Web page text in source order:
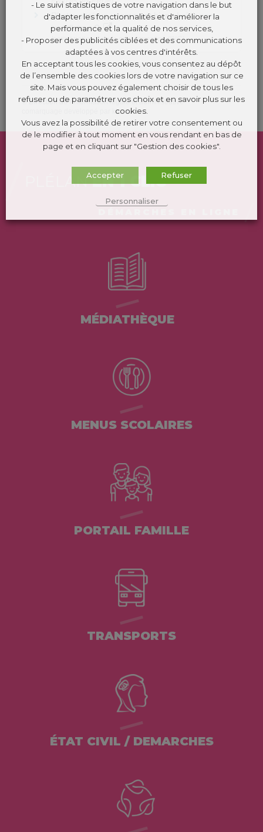
Photovoltaïque : comment bien choisir son
installateur ?
Institut national de la consommation (INC)
© Direction de l'information légale et administrative
kienso.fr
PLÉLANEN 1 CLIC
MÉDIATHÈQUE
MENUS SCOLAIRES
PORTAIL FAMILLE
TRANSPORTS
ÉTAT CIVIL / DEMARCHES
- Le suivi statistiques de votre navigation dans le but
d'adapter les fonctionnalités et d'améliorer la
performance et la qualité de nos services,
- Proposer des publicités ciblées et des communications
adaptées à vos centres d'intérêts.
En acceptant tous les cookies, vous consentez au dépôt
de l’ensemble des cookies lors de votre navigation sur ce
site. Mais vous pouvez également choisir de tous les
refuser ou de paramétrer vos choix et en savoir plus sur les
cookies.
Vous avez la possibilité de retirer votre consentement ou
de le modifier à tout moment en vous rendant en bas de
page et en cliquant sur "Gestion des cookies".
Accepter Refuser
Personnaliser